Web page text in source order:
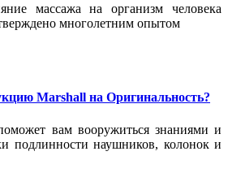
массажа на организм человека
многолетним опытом
Marshall на Оригинальность?
вам вооружиться знаниями и
подлинности наушников, колонок и